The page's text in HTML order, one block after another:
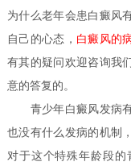
为什么老年会患白癜风
自己的心态， 白癜风的
有其的疑问欢迎咨询我
意的答复的。
青少年白癜风发病
也没有什么发病的机制
对于这个特殊年龄段的